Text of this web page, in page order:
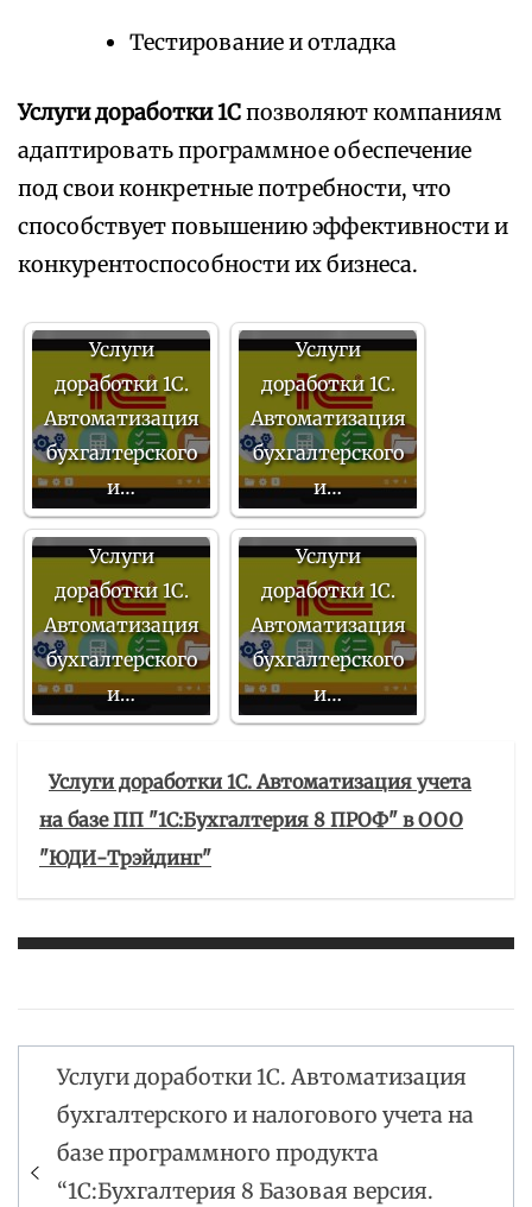
Тестирование и отладка
Услуги доработки 1Спозволяют компаниям
адаптировать программное обеспечение
под свои конкретные потребности, что
способствует повышению эффективности и
конкурентоспособности их бизнеса.
Услуги
доработки 1С.
Автоматизация
бухгалтерского
и…
Услуги
доработки 1С.
Автоматизация
бухгалтерского
и…
Услуги
доработки 1С.
Автоматизация
бухгалтерского
и…
Услуги
доработки 1С.
Автоматизация
бухгалтерского
и…
Услуги доработки 1С. Автоматизация учета
на базе ПП "1С:Бухгалтерия 8 ПРОФ" в ООО
"ЮДИ-Трэйдинг"
Навигация
по
записям
Услуги доработки 1С. Автоматизация
бухгалтерского и налогового учета на
базе программного продукта
“1С:Бухгалтерия 8 Базовая версия.